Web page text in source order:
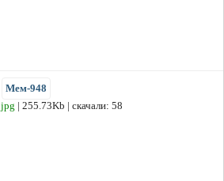
Мем-948
jpg | 255.73Kb | скачали: 58